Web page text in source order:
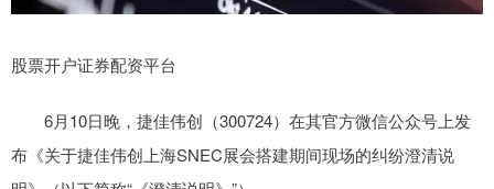
股票开户证券配资平台
6月10日晚，捷佳伟创（300724）在其官方微信公众号上发
布《关于捷佳伟创上海SNEC展会搭建期间现场的纠纷澄清说